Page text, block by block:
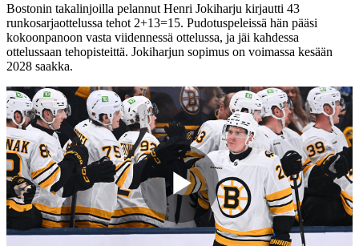
Bostonin takalinjoilla pelannut Henri Jokiharju kirjautti 43
runkosarjaottelussa tehot 2+13=15. Pudotuspeleissä hän pääsi
kokoonpanoon vasta viidennessä ottelussa, ja jäi kahdessa
ottelussaan tehopisteittä. Jokiharjun sopimus on voimassa kesään
2028 saakka.
Play